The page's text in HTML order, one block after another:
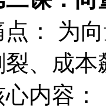
点： 为
、成本
内容：